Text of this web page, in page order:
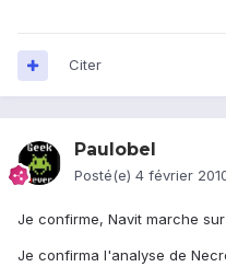
Citer
Paulobel
Posté(e) 4 février
Je confirme, Navit marche
Je confirma l'analyse de